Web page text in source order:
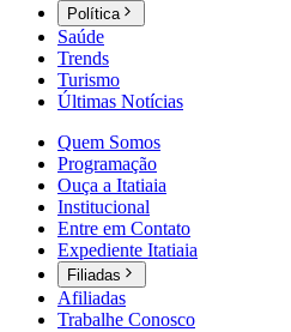
Política
Saúde
Trends
Turismo
Últimas Notícias
Quem Somos
Programação
Ouça a Itatiaia
Institucional
Entre em Contato
Expediente Itatiaia
Filiadas
Afiliadas
Trabalhe Conosco